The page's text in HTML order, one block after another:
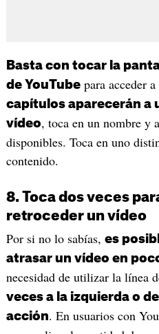
Basta con tocar la
de YouTubepara acceder
capítulos aparecerán a
vídeo, toca en un nombre y
disponibles. Toca en uno
contenido.
8. Toca dos veces
retroceder un vídeo
Por si no lo sabías, es
atrasar un vídeo en
necesidad de utilizar la línea
veces a la izquierda o
acción. En usuarios con